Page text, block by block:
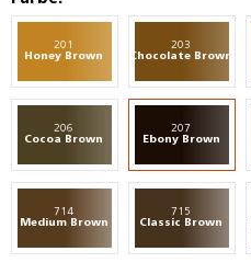
201
Honey Brown
203
Chocolate Brown
206
Cocoa Brown
207
Ebony Brown
714
Medium Brown
715
Classic Brown